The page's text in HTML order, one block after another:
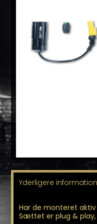
Yderligere information
Har de monteret
Sættet er plug &